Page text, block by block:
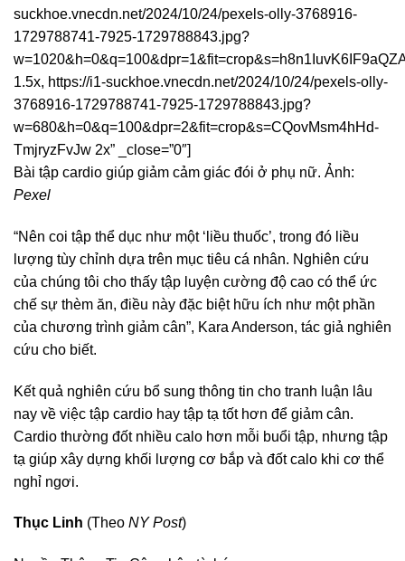
suckhoe.vnecdn.net/2024/10/24/pexels-olly-3768916-
1729788741-7925-1729788843.jpg?
1.5x, https://i1-suckhoe.vnecdn.net/2024/10/24/pexels-olly-
3768916-1729788741-7925-1729788843.jpg?
w=680&h=0&q=100&dpr=2&fit=crop&s=CQovMsm4hHd-
TmjryzFvJw 2x” _close=”0″]
Bài tập cardio giúp giảm cảm giác đói ở phụ nữ. Ảnh:
Pexel
“Nên coi tập thể dục như một ‘liều thuốc’, trong đó liều
lượng tùy chỉnh dựa trên mục tiêu cá nhân. Nghiên cứu
của chúng tôi cho thấy tập luyện cường độ cao có thể ức
chế sự thèm ăn, điều này đặc biệt hữu ích như một phần
của chương trình giảm cân”, Kara Anderson, tác giả nghiên
cứu cho biết.
Kết quả nghiên cứu bổ sung thông tin cho tranh luận lâu
nay về việc tập cardio hay tập tạ tốt hơn để giảm cân.
Cardio thường đốt nhiều calo hơn mỗi buổi tập, nhưng tập
tạ giúp xây dựng khối lượng cơ bắp và đốt calo khi cơ thể
nghỉ ngơi.
Thục Linh (Theo NY Post)